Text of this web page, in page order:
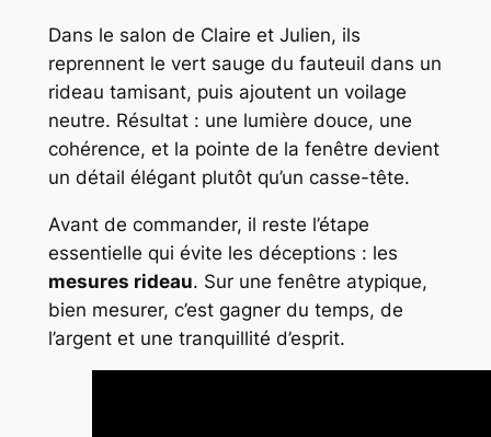
Dans le salon de Claire et Julien, ils
reprennent le vert sauge du fauteuil dans un
rideau tamisant, puis ajoutent un voilage
neutre. Résultat : une lumière douce, une
cohérence, et la pointe de la fenêtre devient
un détail élégant plutôt qu’un casse-tête.
Avant de commander, il reste l’étape
essentielle qui évite les déceptions : les
mesures rideau. Sur une fenêtre atypique,
bien mesurer, c’est gagner du temps, de
l’argent et une tranquillité d’esprit.